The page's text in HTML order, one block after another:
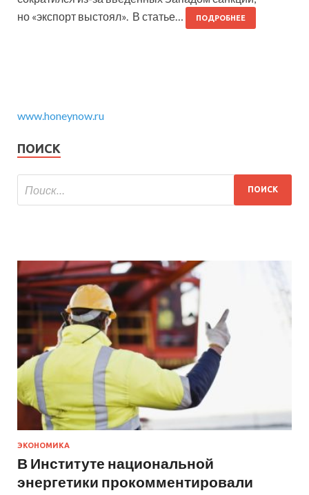
но «экспорт выстоял». В статье…
ПОДРОБНЕЕ
www.honeynow.ru
ПОИСК
ЭКОНОМИКА
В Институте национальной
энергетики прокомментировали